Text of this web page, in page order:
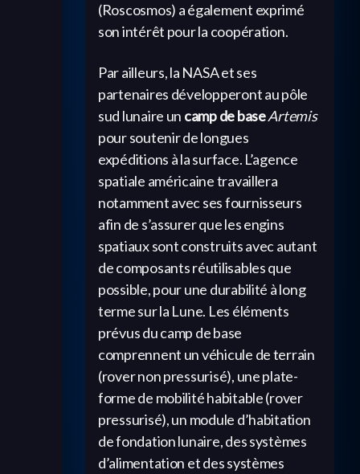
(Roscosmos) a également exprimé
son intérêt pour la coopération.
Par ailleurs, la NASA et ses
partenaires développeront au pôle
sud lunaire un camp de baseArtemis
pour soutenir de longues
expéditions à la surface. L’agence
spatiale américaine travaillera
notamment avec ses fournisseurs
afin de s’assurer que les engins
spatiaux sont construits avec autant
de composants réutilisables que
possible, pour une durabilité à long
terme sur la Lune. Les éléments
prévus du camp de base
comprennent un véhicule de terrain
(rover non pressurisé), une plate-
forme de mobilité habitable (rover
pressurisé), un module d’habitation
de fondation lunaire, des systèmes
d’alimentation et des systèmes